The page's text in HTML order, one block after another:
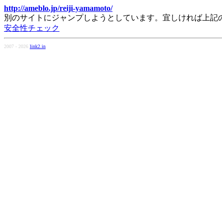
http://ameblo.jp/reiji-yamamoto/
別のサイトにジャンプしようとしています。宜しければ上記
安全性チェック
2007 - 2026 link2.in